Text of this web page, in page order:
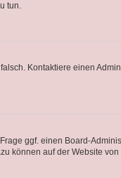
tun.
Kontaktiere einen
ggf. einen Board-
können auf der Website von